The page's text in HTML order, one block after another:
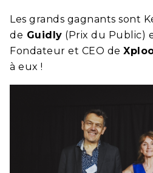
Les grands gagnants sont
de Guidly (Prix du Public)
Fondateur et CEO de
à eux !